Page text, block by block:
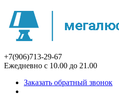
+7(906)713-29-67
Ежедневно с 10.00 до 21.00
Заказать обратный звонок